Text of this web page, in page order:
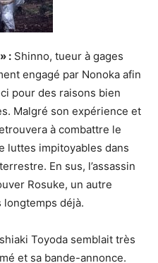
: Shinno, tueur à gages
engagé par Nonoka afin
pour des raisons bien
Malgré son expérience et
à combattre le
luttes impitoyables dans
En sus, l’assassin
Rosuke, un autre
déjà.
Toyoda semblait très
et sa bande-annonce.